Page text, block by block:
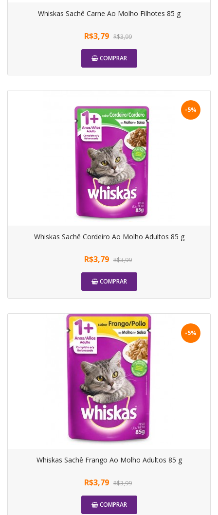
Whiskas Sachê Carne Ao Molho Filhotes 85 g
R$3,79 R$3,99
COMPRAR
-5%
Whiskas Sachê Cordeiro Ao Molho Adultos 85 g
R$3,79 R$3,99
COMPRAR
-5%
Whiskas Sachê Frango Ao Molho Adultos 85 g
R$3,79 R$3,99
COMPRAR